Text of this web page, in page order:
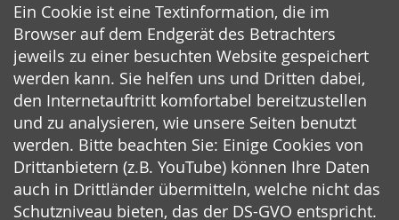
Ein Cookie ist eine Textinformation, die im
Browser auf dem Endgerät des Betrachters
jeweils zu einer besuchten Website gespeichert
werden kann. Sie helfen uns und Dritten dabei,
den Internetauftritt komfortabel bereitzustellen
und zu analysieren, wie unsere Seiten benutzt
werden. Bitte beachten Sie: Einige Cookies von
Drittanbietern (z.B. YouTube) können Ihre Daten
auch in Drittländer übermitteln, welche nicht das
Schutzniveau bieten, das der DS-GVO entspricht.